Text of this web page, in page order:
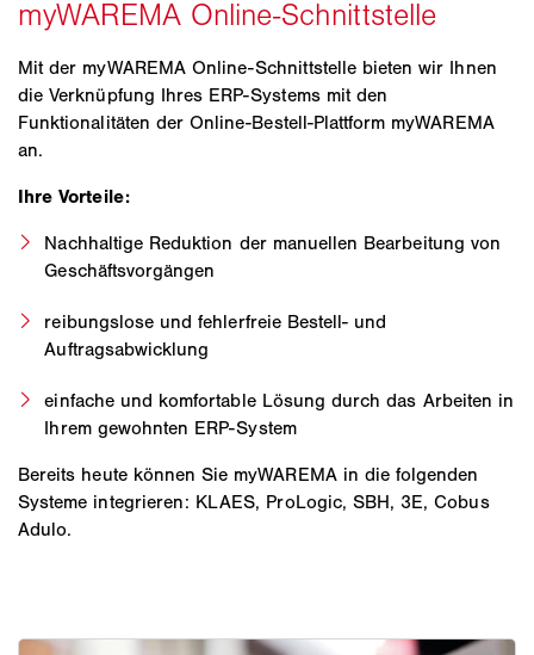
Mit der myWAREMA Online-Schnittstelle bieten wir Ihnen
die Verknüpfung Ihres ERP-Systems mit den
Funktionalitäten der Online-Bestell-Plattform myWAREMA
an.
Ihre Vorteile:
Nachhaltige Reduktion der manuellen Bearbeitung von
Geschäftsvorgängen
reibungslose und fehlerfreie Bestell- und
Auftragsabwicklung
einfache und komfortable Lösung durch das Arbeiten in
Ihrem gewohnten ERP-System
Bereits heute können Sie myWAREMA in die folgenden
Systeme integrieren: KLAES, ProLogic, SBH, 3E, Cobus
Adulo.